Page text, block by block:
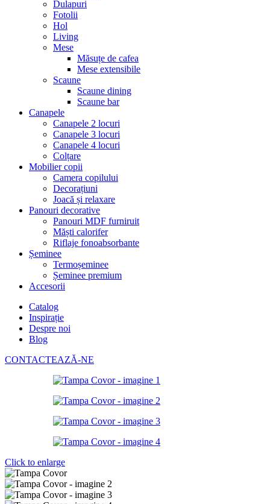
Dulapuri
Fotolii
Hol
Living
Mese
Măsuțe de cafea
Mese extensibile
Scaune
Scaune dining
Scaune bar
Canapele
Canapele 2 locuri
Canapele 3 locuri
Canapele 4 locuri
Colțare
Mobilier copii
Camera copilului
Decorațiuni
Joacă și relaxare
Panouri decorative
Panouri MDF furniruit
Măști calorifer
Riflaje fonoabsorbante
Șeminee
Termoșeminee
Șeminee premium
Accesorii
Catalog
Inspirație
Despre noi
Blog
CONTACTEAZĂ-NE
Click to enlarge